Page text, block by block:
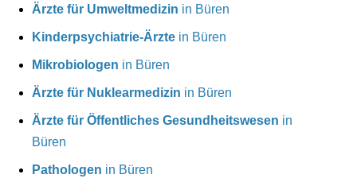
Ärzte für Umweltmedizin in Büren
Kinderpsychiatrie-Ärzte in Büren
Mikrobiologen in Büren
Ärzte für Nuklearmedizin in Büren
Ärzte für Öffentliches Gesundheitswesen in
Büren
Pathologen in Büren